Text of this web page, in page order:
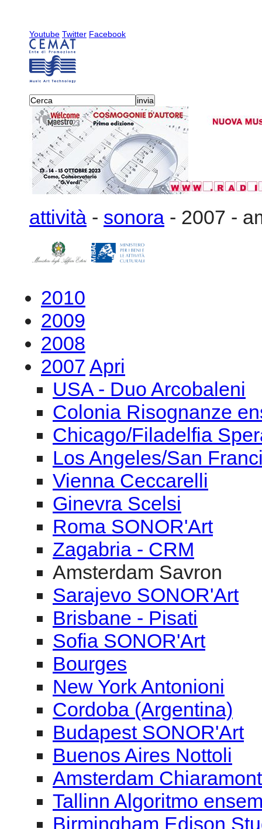
Youtube Twitter Facebook
attività - sonora - 2007 -
2010
2009
2008
2007 Apri
USA - Duo Arcobaleni
Colonia Risognanze
Chicago/Filadelfia
Los Angeles/San
Vienna Ceccarelli
Ginevra Scelsi
Roma SONOR'Art
Zagabria - CRM
Amsterdam Savron
Sarajevo SONOR'Art
Brisbane - Pisati
Sofia SONOR'Art
Bourges
New York Antonioni
Cordoba (Argentina)
Budapest SONOR'Art
Buenos Aires Nottoli
Amsterdam
Tallinn Algoritmo
Birmingham Edison